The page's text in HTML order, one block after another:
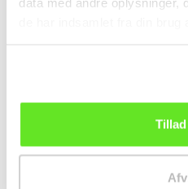
Riseddike 500ml PRB